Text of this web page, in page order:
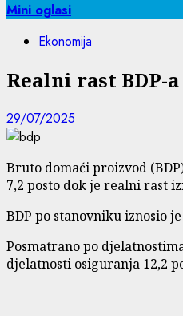
Mini oglasi
Ekonomija
Realni rast BDP-
29/07/2025
Bruto domaći proizvod
7,2 posto dok je realni rast
BDP po stanovniku iznosio
Posmatrano po
djelatnosti osiguranja 12,2